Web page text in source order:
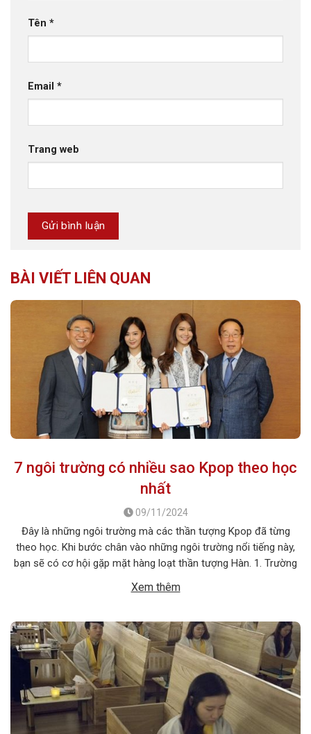
Tên *
Email *
Trang web
BÀI VIẾT LIÊN QUAN
7 ngôi trường có nhiều sao Kpop theo học
nhất
09/11/2024
Đây là những ngôi trường mà các thần tượng Kpop đã từng
theo học. Khi bước chân vào những ngôi trường nổi tiếng này,
bạn sẽ có cơ hội gặp mặt hàng loạt thần tượng Hàn. 1. Trường
sách này chắc chắn là Trường […]
Xem thêm